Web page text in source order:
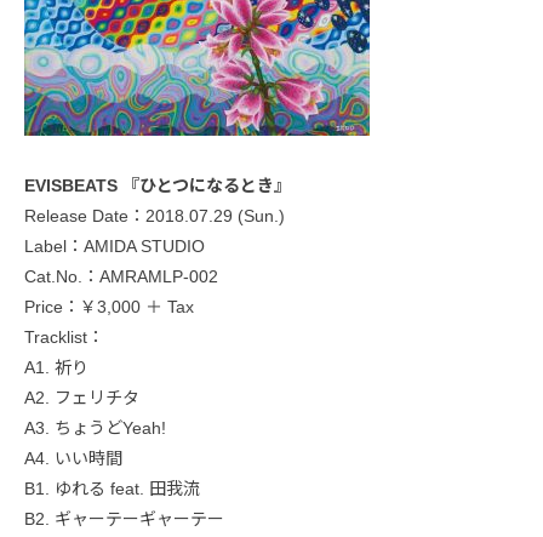
EVISBEATS 『ひとつになるとき』
Release Date：2018.07.29 (Sun.)
Label：AMIDA STUDIO
Cat.No.：AMRAMLP-002
Price：￥3,000 ＋ Tax
Tracklist：
A1. 祈り
A2. フェリチタ
A3. ちょうどYeah!
A4. いい時間
B1. ゆれる feat. 田我流
B2. ギャーテーギャーテー